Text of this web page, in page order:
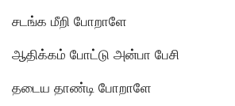
சடங்க மீறி போறாளே
ஆதிக்கம் போட்டு அன்பா பேசி
தடைய தாண்டி போறாளே